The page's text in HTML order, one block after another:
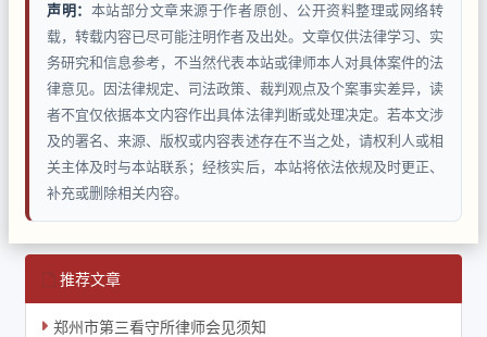
声明： 本站部分文章来源于作者原创、公开资料整理或网络转
载，转载内容已尽可能注明作者及出处。文章仅供法律学习、实
务研究和信息参考，不当然代表本站或律师本人对具体案件的法
律意见。因法律规定、司法政策、裁判观点及个案事实差异，读
者不宜仅依据本文内容作出具体法律判断或处理决定。若本文涉
及的署名、来源、版权或内容表述存在不当之处，请权利人或相
关主体及时与本站联系；经核实后，本站将依法依规及时更正、
补充或删除相关内容。
推荐文章
郑州市第三看守所律师会见须知